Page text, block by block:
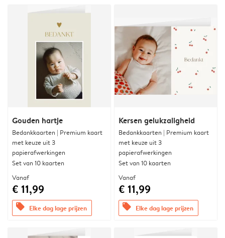
Gouden hartje
Bedankkaarten | Premium kaart
met keuze uit 3
papierafwerkingen
Set van 10 kaarten
Vanaf
€ 11,99
offers Elke dag lage prijzen
Kersen gelukzaligheid
Bedankkaarten | Premium kaart
met keuze uit 3
papierafwerkingen
Set van 10 kaarten
Vanaf
€ 11,99
offers Elke dag lage prijzen